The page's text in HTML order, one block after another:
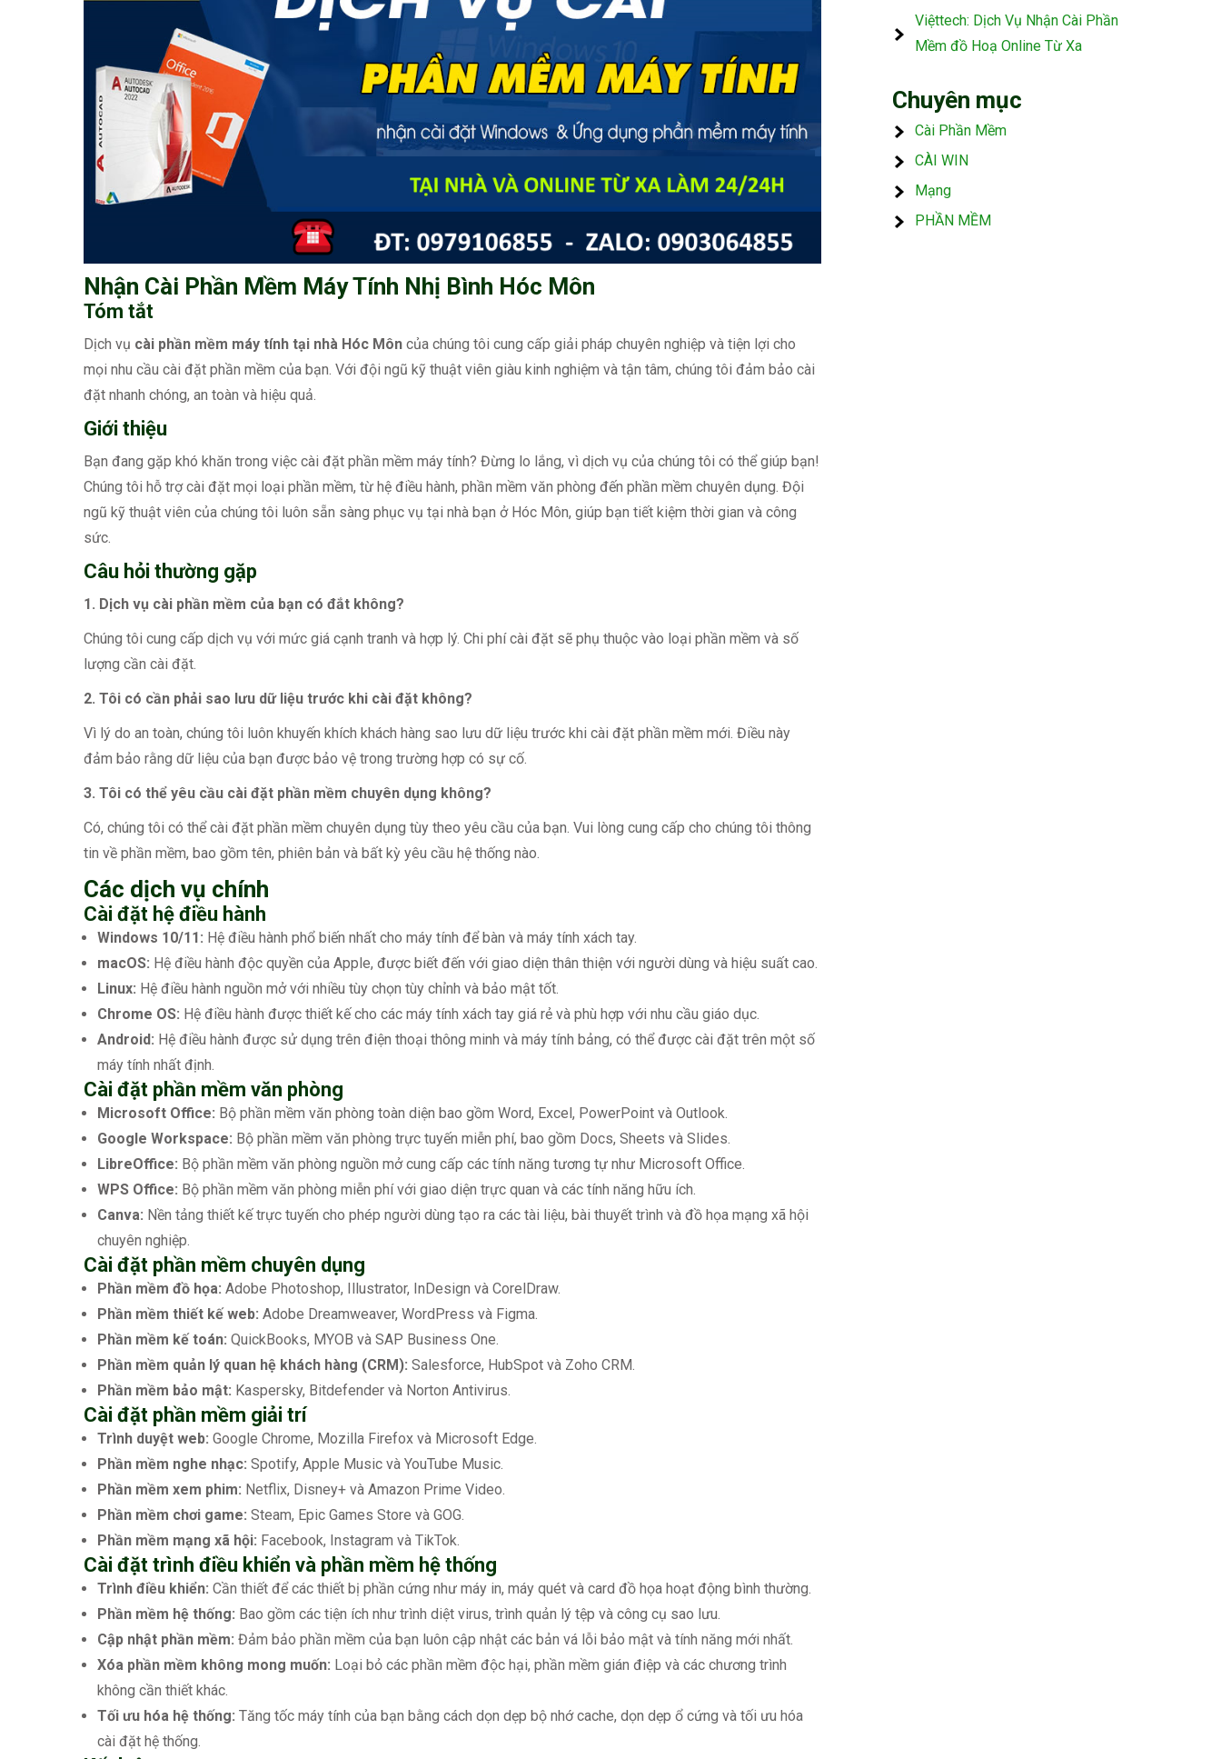
Nhận Cài Phần Mềm Máy Tính Nhị Bình Hóc Môn
Tóm tắt
Dịch vụ cài phần mềm máy tính tại nhà Hóc Môn của chúng tôi cung cấp giải pháp chuyên nghiệp và tiện lợi cho
mọi nhu cầu cài đặt phần mềm của bạn. Với đội ngũ kỹ thuật viên giàu kinh nghiệm và tận tâm, chúng tôi đảm bảo cài
đặt nhanh chóng, an toàn và hiệu quả.
Giới thiệu
Bạn đang gặp khó khăn trong việc cài đặt phần mềm máy tính? Đừng lo lắng, vì dịch vụ của chúng tôi có thể giúp bạn!
Chúng tôi hỗ trợ cài đặt mọi loại phần mềm, từ hệ điều hành, phần mềm văn phòng đến phần mềm chuyên dụng. Đội
ngũ kỹ thuật viên của chúng tôi luôn sẵn sàng phục vụ tại nhà bạn ở Hóc Môn, giúp bạn tiết kiệm thời gian và công
sức.
Câu hỏi thường gặp
1. Dịch vụ cài phần mềm của bạn có đắt không?
Chúng tôi cung cấp dịch vụ với mức giá cạnh tranh và hợp lý. Chi phí cài đặt sẽ phụ thuộc vào loại phần mềm và số
lượng cần cài đặt.
2. Tôi có cần phải sao lưu dữ liệu trước khi cài đặt không?
Vì lý do an toàn, chúng tôi luôn khuyến khích khách hàng sao lưu dữ liệu trước khi cài đặt phần mềm mới. Điều này
đảm bảo rằng dữ liệu của bạn được bảo vệ trong trường hợp có sự cố.
3. Tôi có thể yêu cầu cài đặt phần mềm chuyên dụng không?
Có, chúng tôi có thể cài đặt phần mềm chuyên dụng tùy theo yêu cầu của bạn. Vui lòng cung cấp cho chúng tôi thông
tin về phần mềm, bao gồm tên, phiên bản và bất kỳ yêu cầu hệ thống nào.
Các dịch vụ chính
Cài đặt hệ điều hành
Windows 10/11: Hệ điều hành phổ biến nhất cho máy tính để bàn và máy tính xách tay.
macOS: Hệ điều hành độc quyền của Apple, được biết đến với giao diện thân thiện với người dùng và hiệu suất cao.
Linux: Hệ điều hành nguồn mở với nhiều tùy chọn tùy chỉnh và bảo mật tốt.
Chrome OS: Hệ điều hành được thiết kế cho các máy tính xách tay giá rẻ và phù hợp với nhu cầu giáo dục.
Android: Hệ điều hành được sử dụng trên điện thoại thông minh và máy tính bảng, có thể được cài đặt trên một số
máy tính nhất định.
Cài đặt phần mềm văn phòng
Microsoft Office: Bộ phần mềm văn phòng toàn diện bao gồm Word, Excel, PowerPoint và Outlook.
Google Workspace: Bộ phần mềm văn phòng trực tuyến miễn phí, bao gồm Docs, Sheets và Slides.
LibreOffice: Bộ phần mềm văn phòng nguồn mở cung cấp các tính năng tương tự như Microsoft Office.
WPS Office: Bộ phần mềm văn phòng miễn phí với giao diện trực quan và các tính năng hữu ích.
Canva: Nền tảng thiết kế trực tuyến cho phép người dùng tạo ra các tài liệu, bài thuyết trình và đồ họa mạng xã hội
chuyên nghiệp.
Cài đặt phần mềm chuyên dụng
Phần mềm đồ họa: Adobe Photoshop, Illustrator, InDesign và CorelDraw.
Phần mềm thiết kế web: Adobe Dreamweaver, WordPress và Figma.
Phần mềm kế toán: QuickBooks, MYOB và SAP Business One.
Phần mềm quản lý quan hệ khách hàng (CRM): Salesforce, HubSpot và Zoho CRM.
Phần mềm bảo mật: Kaspersky, Bitdefender và Norton Antivirus.
Cài đặt phần mềm giải trí
Trình duyệt web: Google Chrome, Mozilla Firefox và Microsoft Edge.
Phần mềm nghe nhạc: Spotify, Apple Music và YouTube Music.
Phần mềm xem phim: Netflix, Disney+ và Amazon Prime Video.
Phần mềm chơi game: Steam, Epic Games Store và GOG.
Phần mềm mạng xã hội: Facebook, Instagram và TikTok.
Cài đặt trình điều khiển và phần mềm hệ thống
Trình điều khiển: Cần thiết để các thiết bị phần cứng như máy in, máy quét và card đồ họa hoạt động bình thường.
Phần mềm hệ thống: Bao gồm các tiện ích như trình diệt virus, trình quản lý tệp và công cụ sao lưu.
Cập nhật phần mềm: Đảm bảo phần mềm của bạn luôn cập nhật các bản vá lỗi bảo mật và tính năng mới nhất.
Xóa phần mềm không mong muốn: Loại bỏ các phần mềm độc hại, phần mềm gián điệp và các chương trình
không cần thiết khác.
Tối ưu hóa hệ thống: Tăng tốc máy tính của bạn bằng cách dọn dẹp bộ nhớ cache, dọn dẹp ổ cứng và tối ưu hóa
cài đặt hệ thống.
Việttech: Dịch Vụ Nhận Cài Phần
Mềm đồ Hoạ Online Từ Xa
Chuyên mục
Cài Phần Mềm
CÀI WIN
Mạng
PHẦN MỀM